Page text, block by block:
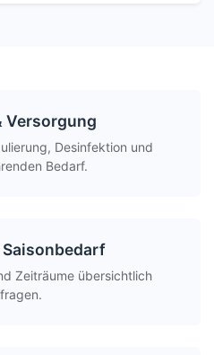
Versorgung
Desinfektion und
Bedarf.
Saisonbedarf
Zeiträume übersichtlich